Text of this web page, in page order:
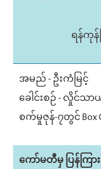
ရန်ကု
အမည် - ဦးကံမြင့်
ခေါင်းစဉ် - လှိုင်သာ
စက်မှုဇုန်-၇တွင် Box
ကော်မတီမှ ပြန်ကြာ